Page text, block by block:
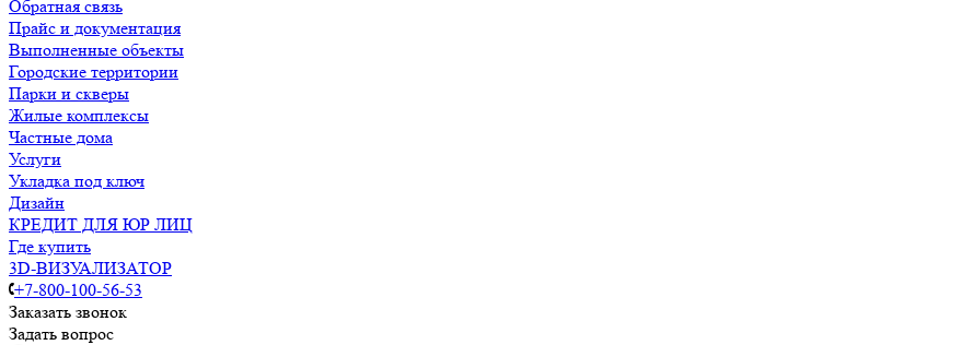
Обратная связь
Прайс и документация
Выполненные объекты
Городские территории
Парки и скверы
Жилые комплексы
Частные дома
Услуги
Укладка под ключ
Дизайн
КРЕДИТ ДЛЯ ЮР ЛИЦ
Где купить
3D-ВИЗУАЛИЗАТОР
+7-800-100-56-53
Заказать звонок
Задать вопрос